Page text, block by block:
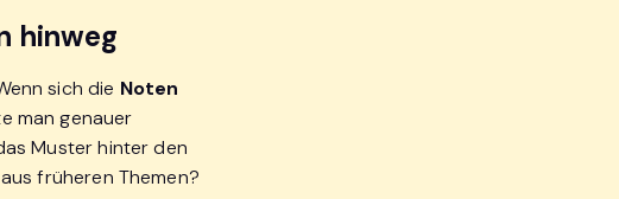
hinweg
sich die Noten
man genauer
Muster hinter den
früheren Themen?